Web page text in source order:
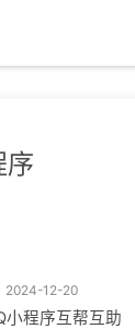
序
2024-12-20
小程序互帮互助